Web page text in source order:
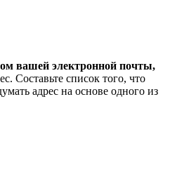
вашей электронной почты,
Составьте список того, что
адрес на основе одного из